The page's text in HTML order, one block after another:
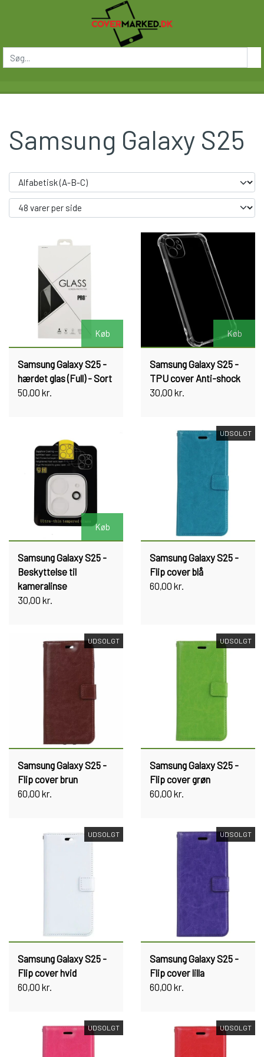
Samsung Galaxy S25
Køb
Samsung Galaxy S25 -
hærdet glas (Full) - Sort
50,00 kr.
Køb
Samsung Galaxy S25 -
TPU cover Anti-shock
30,00 kr.
Køb
Samsung Galaxy S25 -
Beskyttelse til
kameralinse
30,00 kr.
UDSOLGT
Samsung Galaxy S25 -
Flip cover blå
60,00 kr.
UDSOLGT
Samsung Galaxy S25 -
Flip cover brun
60,00 kr.
UDSOLGT
Samsung Galaxy S25 -
Flip cover grøn
60,00 kr.
UDSOLGT
Samsung Galaxy S25 -
Flip cover hvid
60,00 kr.
UDSOLGT
Samsung Galaxy S25 -
Flip cover lilla
60,00 kr.
UDSOLGT UDSOLGT